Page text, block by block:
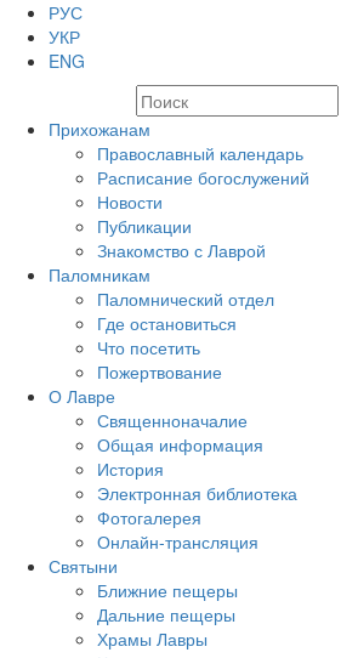
РУС
УКР
ENG
Прихожанам
Православный календарь
Расписание богослужений
Новости
Публикации
Знакомство с Лаврой
Паломникам
Паломнический отдел
Где остановиться
Что посетить
Пожертвование
О Лавре
Священноначалие
Общая информация
История
Электронная библиотека
Фотогалерея
Онлайн-трансляция
Святыни
Ближние пещеры
Дальние пещеры
Храмы Лавры